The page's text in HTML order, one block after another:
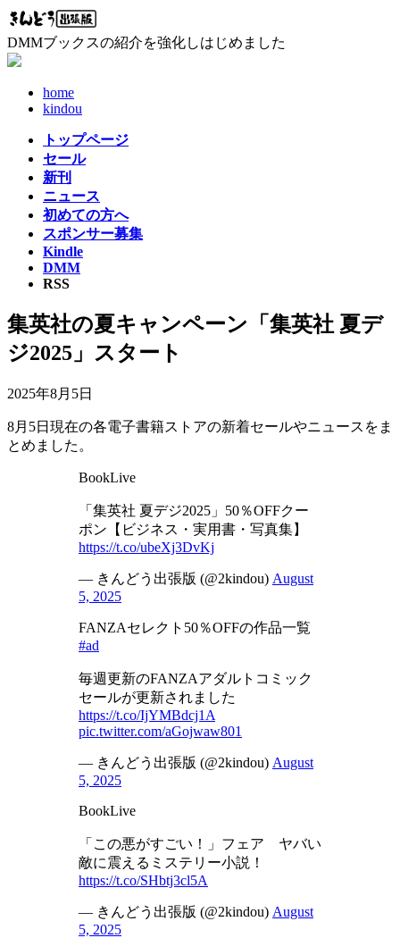
コ
テ
ン
ナ
ゲ
ー
DMMブックスの紹介を強化しはじめました
home
kindou
トップページ
セール
新刊
ニュース
初めての方へ
スポンサー募集
Kindle
DMM
RSS
集英社の夏キャンペーン「集英社 夏デ
ジ2025」スタート
2025年8月5日
8月5日現在の各電子書籍ストアの新着セールやニュースをま
とめました。
BookLive
「集英社 夏デジ2025」50％OFFクー
ポン【ビジネス・実用書・写真集】
https://t.co/ubeXj3DvKj
— きんどう出張版 (@2kindou) August
5, 2025
FANZAセレクト50％OFFの作品一覧
#ad
毎週更新のFANZAアダルトコミック
セールが更新されました
https://t.co/IjYMBdcj1A
pic.twitter.com/aGojwaw801
— きんどう出張版 (@2kindou) August
5, 2025
BookLive
「この悪がすごい！」フェア ヤバい
敵に震えるミステリー小説！
https://t.co/SHbtj3cl5A
— きんどう出張版 (@2kindou) August
5, 2025